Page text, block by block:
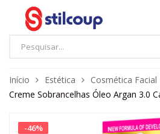
Início Estética Cosmética Facial
Creme Sobrancelhas Óleo Argan 3.0
-46%